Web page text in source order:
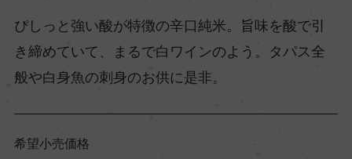
ぴしっと強い酸が特徴の辛口純米。旨味を酸で引
き締めていて、まるで白ワインのよう。タパス全
般や白身魚の刺身のお供に是非。
希望小売価格